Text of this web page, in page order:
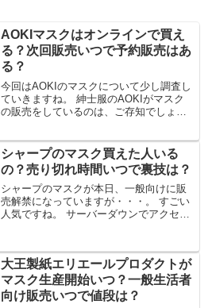
AOKIマスクはオンラインで買え
る？次回販売いつで予約販売はあ
る？
今回はAOKIのマスクについて少し調査し
ていきますね。 紳士服のAOKIがマスク
の販売をしているのは、ご存知でしょう
きますね。 オンラインで買えるのか？次
回の販売はい...
シャープのマスク買えた人いる
の？売り切れ時間いつで裏技は？
シャープのマスクが本日、一般向けに販
売解禁になっていますが・・・。 すごい
人気ですね。 サーバーダウンでアクセス
のでしょうか？ また、実際に売り切れた
のか？売り切れた...
大王製紙エリエールプロダクトが
マスク生産開始いつ？一般生活者
向け販売いつで値段は？